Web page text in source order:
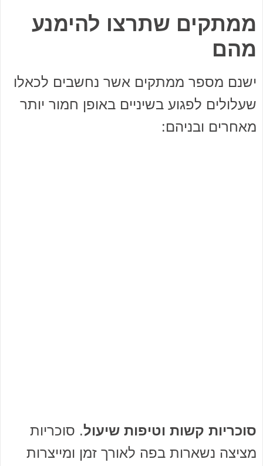
ממתקים שתרצו להימנע
מהם
ישנם מספר ממתקים אשר נחשבים לכאלו
שעלולים לפגוע בשיניים באופן חמור יותר
מאחרים ובניהם:
סוכריות קשות וטיפות שיעול. סוכריות
מציצה נשארות בפה לאורך זמן ומייצרות